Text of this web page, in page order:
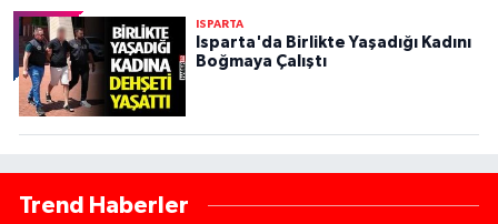
ISPARTA
Isparta'da Birlikte Yaşadığı Kadını
Boğmaya Çalıştı
Trend Haberler